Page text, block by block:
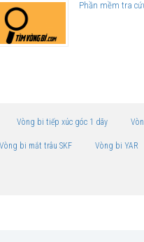
Phần mềm tra
Vòng bi tiếp xúc góc 1 dãy
Vòng bi mắt trâu SKF Vòng bi YAR